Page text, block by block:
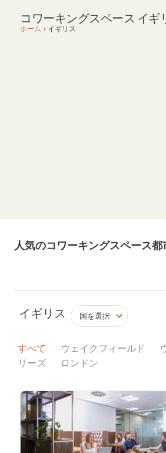
コワーキングスペース イギ
ホーム > イギリス
人気のコワーキングスペース都
イギリス 国を選択
すべて ウェイクフィールド
リーズ
ロンドン